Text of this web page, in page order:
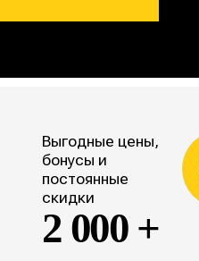
Выгодные цены,
бонусы и
постоянные
скидки
2 000 +